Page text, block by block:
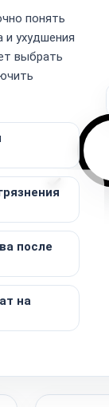
понять
и ухудшения
выбрать
после
на